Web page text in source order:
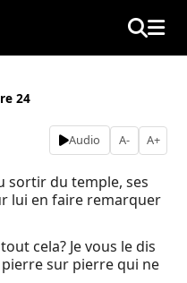
24
Audio A- A+
sortir du temple, ses
lui en faire remarquer
cela? Je vous le dis
sur pierre qui ne